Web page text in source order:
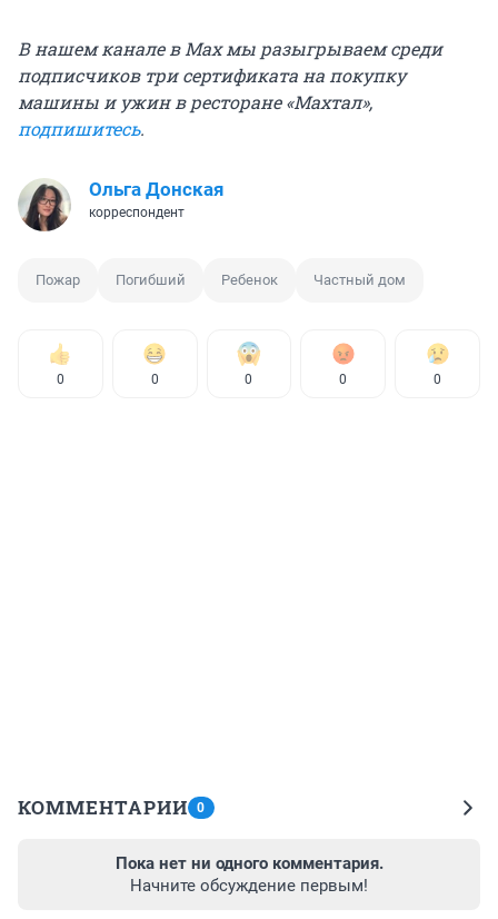
В нашем канале в Max мы разыгрываем среди
подписчиков три сертификата на покупку
машины и ужин в ресторане «Махтал»,
подпишитесь.
Ольга Донская
корреспондент
Пожар Погибший Ребенок Частный дом
0 0 0 0 0
КОММЕНТАРИИ 0
Пока нет ни одного комментария.
Начните обсуждение первым!